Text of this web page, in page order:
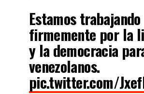
Estamos trabajando
firmemente por la
y la democracia
venezolanos.
pic.twitter.com/